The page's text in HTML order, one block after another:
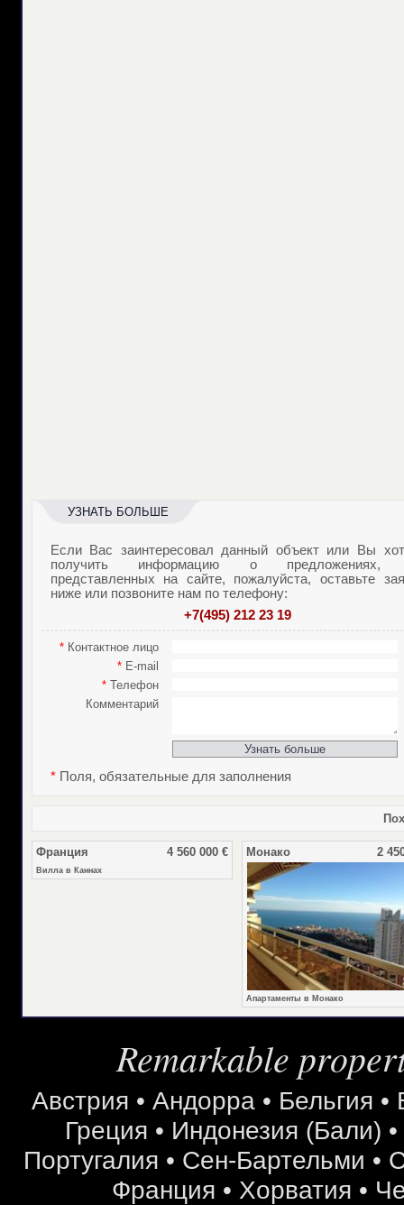
УЗНАТЬ БОЛЬШЕ
Если Вас заинтересовал данный объект или Вы
получить информацию о предложениях,
представленных на сайте, пожалуйста, оставьте
ниже или позвоните нам по телефону:
+7(495) 212 23 19
*Контактное лицо
*E-mail
*Телефон
Комментарий
*Поля, обязательные для заполнения
Франция 4 560 000 €
Вилла в Каннах
Монако 2
Апартаменты в Монако
Remarkable
Австрия • Андорра • Бельгия •
Греция • Индонезия (Бали) •
Португалия • Сен-Бартельми •
Франция • Хорватия •